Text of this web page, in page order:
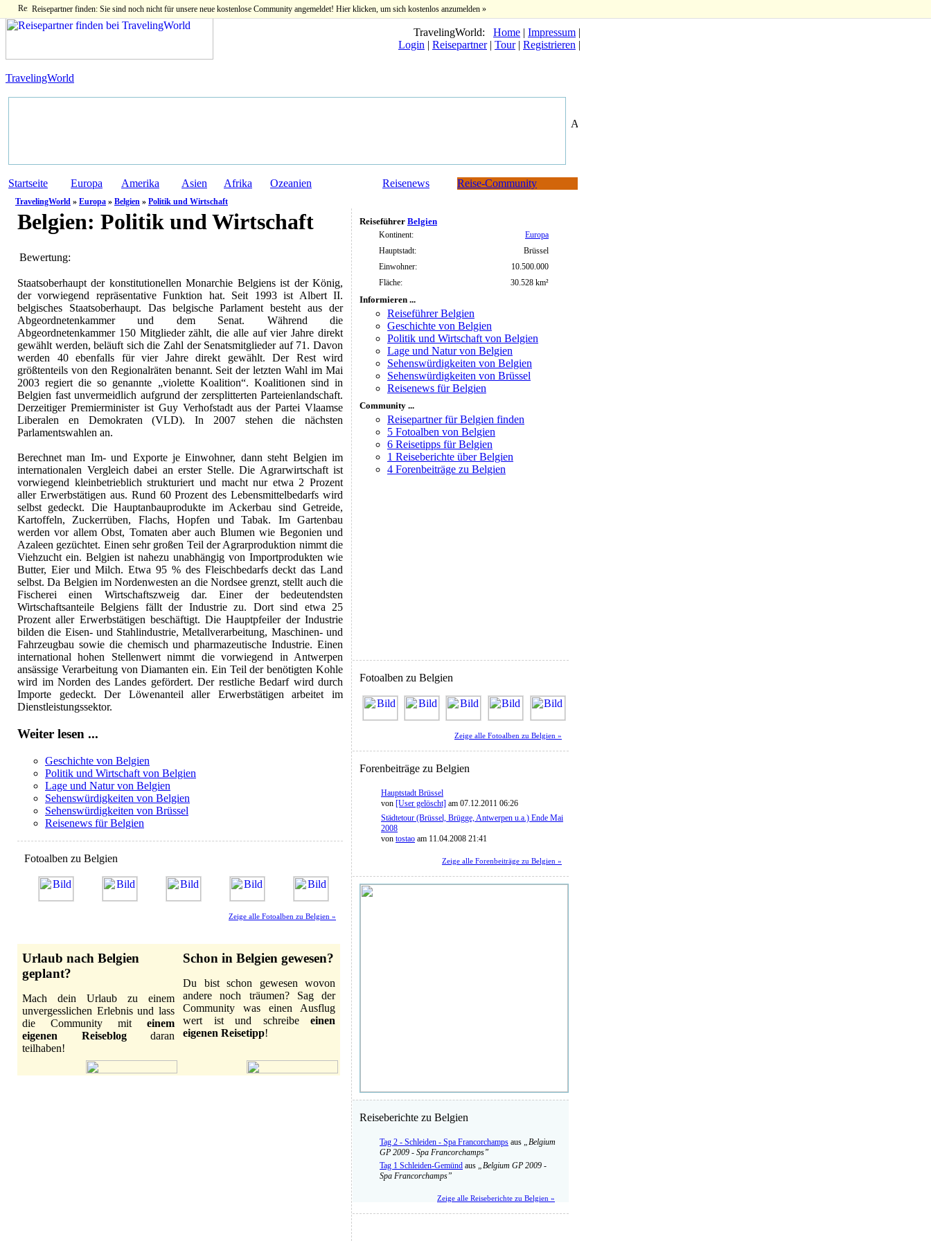
Reisepartner finden: Sie sind noch nicht für unsere neue kostenlose Community angemeldet! Hier klicken, um sich kostenlos anzumelden »
TravelingWorld: Home | Impressum |
Login | Reisepartner| Tour| Registrieren |
TravelingWorld
Startseite Europa Amerika Asien Afrika Ozeanien Reisenews Reise-Community
TravelingWorld » Europa » Belgien » Politik und Wirtschaft
Belgien: Politik und Wirtschaft
Bewertung:
Staatsoberhaupt der konstitutionellen Monarchie Belgiens ist der König,
der vorwiegend repräsentative Funktion hat. Seit 1993 ist Albert II.
belgisches Staatsoberhaupt. Das belgische Parlament besteht aus der
Abgeordnetenkammer und dem Senat. Während die
Abgeordnetenkammer 150 Mitglieder zählt, die alle auf vier Jahre direkt
gewählt werden, beläuft sich die Zahl der Senatsmitglieder auf 71. Davon
werden 40 ebenfalls für vier Jahre direkt gewählt. Der Rest wird
größtenteils von den Regionalräten benannt. Seit der letzten Wahl im Mai
2003 regiert die so genannte „violette Koalition“. Koalitionen sind in
Belgien fast unvermeidlich aufgrund der zersplitterten Parteienlandschaft.
Derzeitiger Premierminister ist Guy Verhofstadt aus der Partei Vlaamse
Liberalen en Demokraten (VLD). In 2007 stehen die nächsten
Parlamentswahlen an.
Berechnet man Im- und Exporte je Einwohner, dann steht Belgien im
internationalen Vergleich dabei an erster Stelle. Die Agrarwirtschaft ist
vorwiegend kleinbetrieblich strukturiert und macht nur etwa 2 Prozent
aller Erwerbstätigen aus. Rund 60 Prozent des Lebensmittelbedarfs wird
selbst gedeckt. Die Hauptanbauprodukte im Ackerbau sind Getreide,
Kartoffeln, Zuckerrüben, Flachs, Hopfen und Tabak. Im Gartenbau
werden vor allem Obst, Tomaten aber auch Blumen wie Begonien und
Azaleen gezüchtet. Einen sehr großen Teil der Agrarproduktion nimmt die
Viehzucht ein. Belgien ist nahezu unabhängig von Importprodukten wie
Butter, Eier und Milch. Etwa 95 % des Fleischbedarfs deckt das Land
selbst. Da Belgien im Nordenwesten an die Nordsee grenzt, stellt auch die
Fischerei einen Wirtschaftszweig dar. Einer der bedeutendsten
Wirtschaftsanteile Belgiens fällt der Industrie zu. Dort sind etwa 25
Prozent aller Erwerbstätigen beschäftigt. Die Hauptpfeiler der Industrie
bilden die Eisen- und Stahlindustrie, Metallverarbeitung, Maschinen- und
Fahrzeugbau sowie die chemisch und pharmazeutische Industrie. Einen
international hohen Stellenwert nimmt die vorwiegend in Antwerpen
ansässige Verarbeitung von Diamanten ein. Ein Teil der benötigten Kohle
wird im Norden des Landes gefördert. Der restliche Bedarf wird durch
Importe gedeckt. Der Löwenanteil aller Erwerbstätigen arbeitet im
Dienstleistungssektor.
Weiter lesen ...
Geschichte von Belgien
Politik und Wirtschaft von Belgien
Lage und Natur von Belgien
Sehenswürdigkeiten von Belgien
Sehenswürdigkeiten von Brüssel
Reisenews für Belgien
Fotoalben zu Belgien
Zeige alle Fotoalben zu Belgien »
Urlaub nach Belgien
geplant?
Mach dein Urlaub zu einem
unvergesslichen Erlebnis und lass
die Community mit einem
eigenen Reiseblogdaran
teilhaben!
Schon in Belgien gewesen?
Du bist schon gewesen wovon
andere noch träumen? Sag der
Community was einen Ausflug
wert ist und schreibe einen
eigenen Reisetipp!
Reiseführer Belgien
Kontinent:
Europa
Hauptstadt:
Brüssel
Einwohner:
10.500.000
Fläche:
30.528 km²
Informieren ...
Reiseführer Belgien
Geschichte von Belgien
Politik und Wirtschaft von Belgien
Lage und Natur von Belgien
Sehenswürdigkeiten von Belgien
Sehenswürdigkeiten von Brüssel
Reisenews für Belgien
Community ...
Reisepartner für Belgien finden
5 Fotoalben von Belgien
6 Reisetipps für Belgien
1 Reiseberichte über Belgien
4 Forenbeiträge zu Belgien
Fotoalben zu Belgien
Zeige alle Fotoalben zu Belgien »
Forenbeiträge zu Belgien
Hauptstadt Brüssel
von [User gelöscht] am 07.12.2011 06:26
Städtetour (Brüssel, Brügge, Antwerpen u.a.) Ende Mai
2008
von tostao am 11.04.2008 21:41
Zeige alle Forenbeiträge zu Belgien »
Reiseberichte zu Belgien
Tag 2 - Schleiden - Spa Francorchamps aus „Belgium
GP 2009 - Spa Francorchamps”
Tag 1 Schleiden-Gemünd aus „Belgium GP 2009 -
Spa Francorchamps”
Zeige alle Reiseberichte zu Belgien »